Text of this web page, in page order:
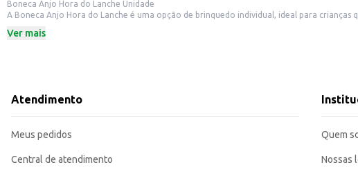
Boneca Anjo Hora do Lanche Unidade
A Boneca Anjo Hora do Lanche é uma opção de brinquedo individual, ideal para
Categoria: Brinquedo
A Boneca Anjo Hora do Lanche oferece uma opção de entretenimento lúdico e
responsáveis.
Ver mais
Atendimento
Meus pedidos
Central de atendimento
Quem
Nossas